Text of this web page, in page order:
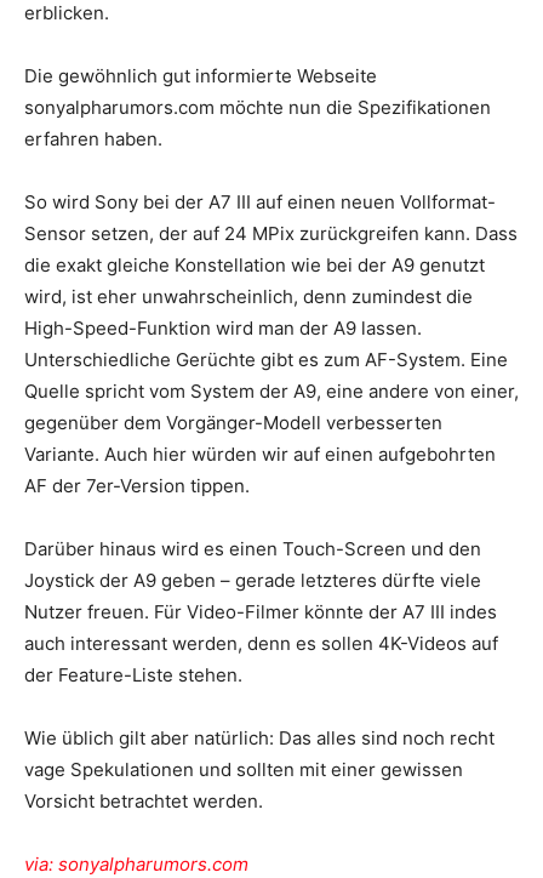
erblicken.
Die gewöhnlich gut informierte Webseite
sonyalpharumors.com möchte nun die Spezifikationen
erfahren haben.
So wird Sony bei der A7 III auf einen neuen Vollformat-
Sensor setzen, der auf 24 MPix zurückgreifen kann. Dass
die exakt gleiche Konstellation wie bei der A9 genutzt
wird, ist eher unwahrscheinlich, denn zumindest die
High-Speed-Funktion wird man der A9 lassen.
Unterschiedliche Gerüchte gibt es zum AF-System. Eine
Quelle spricht vom System der A9, eine andere von einer,
gegenüber dem Vorgänger-Modell verbesserten
Variante. Auch hier würden wir auf einen aufgebohrten
AF der 7er-Version tippen.
Darüber hinaus wird es einen Touch-Screen und den
Joystick der A9 geben – gerade letzteres dürfte viele
Nutzer freuen. Für Video-Filmer könnte der A7 III indes
auch interessant werden, denn es sollen 4K-Videos auf
der Feature-Liste stehen.
Wie üblich gilt aber natürlich: Das alles sind noch recht
vage Spekulationen und sollten mit einer gewissen
Vorsicht betrachtet werden.
via: sonyalpharumors.com